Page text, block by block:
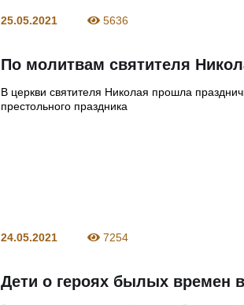
25.05.2021 5636
По молитвам святителя
В церкви святителя Николая прошла
престольного праздника
24.05.2021 7254
Дети о героях былых времен